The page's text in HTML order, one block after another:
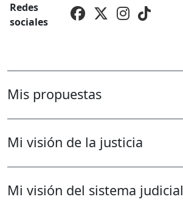
Redes
sociales
Mis propuestas
Mi visión de la justicia
Mi visión del sistema judicial